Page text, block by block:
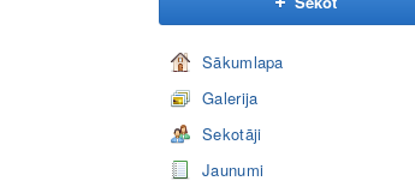
Sākumlapa
Galerija
Sekotāji
Jaunumi